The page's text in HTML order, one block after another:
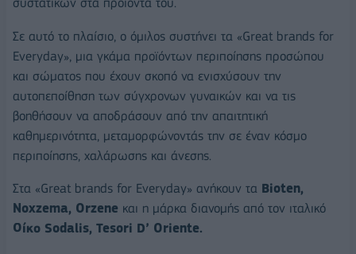
Σε αυτό το πλαίσιο, ο όμιλος συστήνει τα «Great brands for
Everyday», μια γκάμα προϊόντων περιποίησης προσώπου
και σώματος που έχουν σκοπό να ενισχύσουν την
αυτοπεποίθηση των σύγχρονων γυναικών και να τις
βοηθήσουν να αποδράσουν από την απαιτητική
καθημερινότητα, μεταμορφώνοντάς την σε έναν κόσμο
περιποίησης, χαλάρωσης και άνεσης.
Στα «Great brands for Everyday» ανήκουν τα Bioten,
Noxzema, Orzene και η μάρκα διανομής από τον ιταλικό
Οίκο Sodalis, Tesori D’ Oriente.